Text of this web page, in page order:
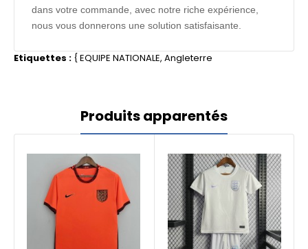
dans votre commande, avec notre riche expérience,
nous vous donnerons une solution satisfaisante.
Etiquettes : {EQUIPE NATIONALE, Angleterre
Produits apparentés